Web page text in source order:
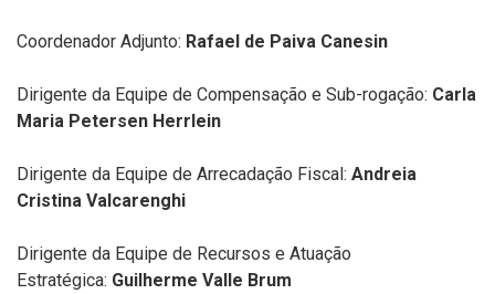
Coordenador Adjunto: Rafael de Paiva Canesin
Dirigente da Equipe de Compensação e Sub-rogação: Carla
Maria Petersen Herrlein
Dirigente da Equipe de Arrecadação Fiscal: Andreia
Cristina Valcarenghi
Dirigente da Equipe de Recursos e Atuação
Estratégica: Guilherme Valle Brum